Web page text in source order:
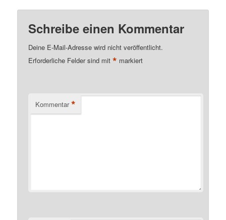
Schreibe einen Kommentar
Deine E-Mail-Adresse wird nicht veröffentlicht.
Erforderliche Felder sind mit* markiert
Kommentar *